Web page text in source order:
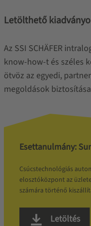
Letölthető
Az SSI SCHÄFER
know-how-t és széles
ötvöz az egyedi,
megoldások
Esettanulmány:
Csúcstechnológiás
elosztóközpont az
számára történő
Letöltés